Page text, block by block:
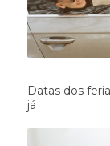
Datas dos
já